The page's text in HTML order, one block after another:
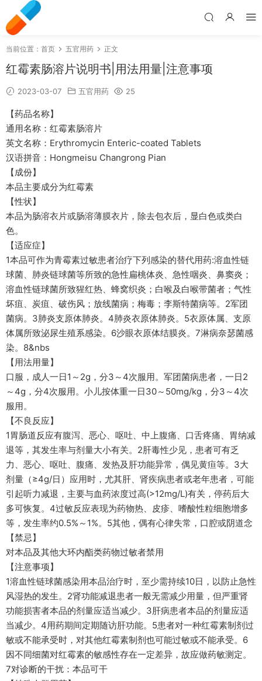
当前位置： 首页 五官用药 正文
红霉素肠溶片说明书|用法用量|注意事项
2023-03-07 五官用药 25
【药品名称】
通用名称：红霉素肠溶片
英文名称：Erythromycin Enteric-coated Tablets
汉语拼音：Hongmeisu Changrong Pian
【成份】
本品主要成分为红霉素
【性状】
本品为肠溶衣片或肠溶薄膜衣片，除去包衣后，显白色或类白
色。
【适应症】
1本品可作为青霉素过敏患者治疗下列感染的替代用药:溶血性链
球菌、肺炎链球菌等所致的急性扁桃体炎、急性咽炎、鼻窦炎；
溶血性链球菌所致猩红热、蜂窝织炎；白喉及白喉带菌者；气性
坏疽、炭疽、破伤风；放线菌病；梅毒；李斯特菌病等。2军团
菌病。3肺炎支原体肺炎。4肺炎衣原体肺炎。5衣原体属、支原
体属所致泌尿生殖系感染。6沙眼衣原体结膜炎。7淋病奈瑟菌感
染。8&nbs
【用法用量】
口服，成人一日1～2g，分3～4次服用。军团菌病患者，一日2
～4g，分4次服用。小儿按体重一日30～50mg/kg，分3～4次
服用。
【不良反应】
1胃肠道反应有腹泻、恶心、呕吐、中上腹痛、口舌疼痛、胃纳减
退等，其发生率与剂量大小有关。2肝毒性少见，患者可有乏
力、恶心、呕吐、腹痛、发热及肝功能异常，偶见黄疸等。3大
剂量（≥4g/日）应用时，尤其肝、肾疾病患者或老年患者，可能
引起听力减退，主要与血药浓度过高(>12mg/L)有关，停药后大
多可恢复。4过敏反应表现为药物热、皮疹、嗜酸性粒细胞增多
等，发生率约0.5%～1%。5其他，偶有心律失常，口腔或阴道念
【禁忌】
对本品及其他大环内酯类药物过敏者禁用
【注意事项】
1溶血性链球菌感染用本品治疗时，至少需持续10日，以防止急性
风湿热的发生。2肾功能减退患者一般无需减少用量，但严重肾
功能损害者本品的剂量应适当减少。3肝病患者本品的剂量应适
当减少。4用药期间定期随访肝功能。5患者对一种红霉素制剂过
敏或不能承受时，对其他红霉素制剂也可能过敏或不能承受。6
因不同细菌对红霉素的敏感性存在一定差异，故应做药敏测定。
7对诊断的干扰：本品可干